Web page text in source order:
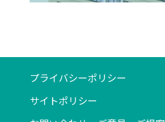
プライバシーポリシー
サイトポリシー